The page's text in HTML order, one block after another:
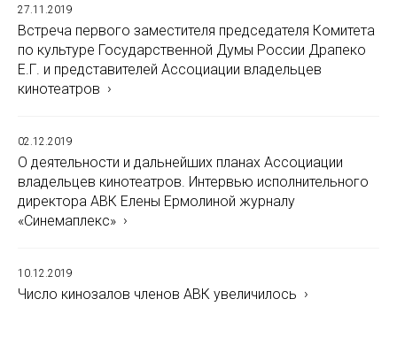
27.11.2019
Встреча первого заместителя председателя Комитета
по культуре Государственной Думы России Драпеко
Е.Г. и представителей Ассоциации владельцев
кинотеатров
02.12.2019
О деятельности и дальнейших планах Ассоциации
владельцев кинотеатров. Интервью исполнительного
директора АВК Елены Ермолиной журналу
«Синемаплекс»
10.12.2019
Число кинозалов членов АВК увеличилось